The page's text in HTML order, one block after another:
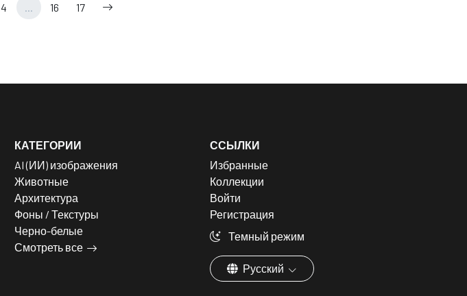
4 ... 16 17
КАТЕГОРИИ
AI (ИИ) изображения
Животные
Архитектура
Фоны / Текстуры
Черно-белые
Смотреть все
ССЫЛКИ
Избранные
Коллекции
Войти
Регистрация
Темный режим
Русский